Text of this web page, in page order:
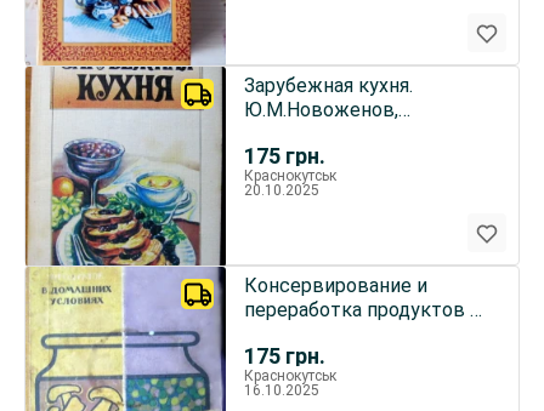
175 грн.
Зарубежная кухня.
Ю.М.Новоженов,
Краснокутськ
20.10.2025
175 грн.
Консервирование и
переработка продуктов в
Краснокутськ
16.10.2025